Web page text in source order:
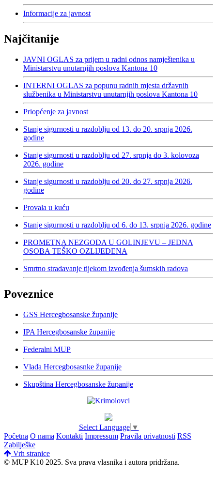
Informacije za javnost
Najčitanije
JAVNI OGLAS za prijem u radni odnos namještenika u
Ministarstvu unutarnjih poslova Kantona 10
INTERNI OGLAS za popunu radnih mjesta državnih
službenika u Ministarstvu unutarnjih poslova Kantona 10
Priopćenje za javnost
Stanje sigurnosti u razdoblju od 13. do 20. srpnja 2026.
godine
Stanje sigurnosti u razdoblju od 27. srpnja do 3. kolovoza
2026. godine
Stanje sigurnosti u razdoblju od 20. do 27. srpnja 2026.
godine
Provala u kuću
Stanje sigurnosti u razdoblju od 6. do 13. srpnja 2026. godine
PROMETNA NEZGODA U GOLINJEVU – JEDNA
OSOBA TEŠKO OZLIJEĐENA
Smrtno stradavanje tijekom izvođenja šumskih radova
Poveznice
GSS Hercegbosanske županije
IPA Hercegbosanske županije
Federalni MUP
Vlada Hercegbosasnke županije
Skupština Hercegbosanske županije
Select Language ▼
Početna O nama Kontakti Impressum Pravila privatnosti RSS
Zabilješke
Vrh stranice
© MUP K10 2025. Sva prava vlasnika i autora pridržana.